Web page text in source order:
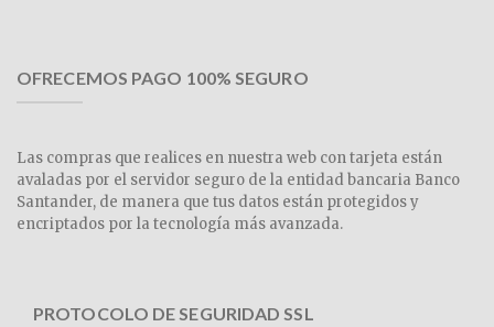
OFRECEMOS PAGO 100% SEGURO
Las compras que realices en nuestra web con tarjeta están
avaladas por el servidor seguro de la entidad bancaria Banco
Santander, de manera que tus datos están protegidos y
encriptados por la tecnología más avanzada.
PROTOCOLO DE SEGURIDAD SSL